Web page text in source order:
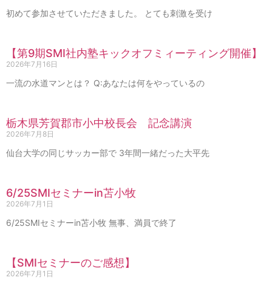
初めて参加させていただきました。 とても刺激を受け
【第9期SMI社内塾キックオフミィーティング開催】
2026年7月16日
一流の水道マンとは？ Q:あなたは何をやっているの
栃木県芳賀郡市小中校長会 記念講演
2026年7月8日
仙台大学の同じサッカー部で 3年間一緒だった大平先
6/25SMIセミナーin苫小牧
2026年7月1日
6/25SMIセミナーin苫小牧 無事、満員で終了
【SMIセミナーのご感想】
2026年7月1日